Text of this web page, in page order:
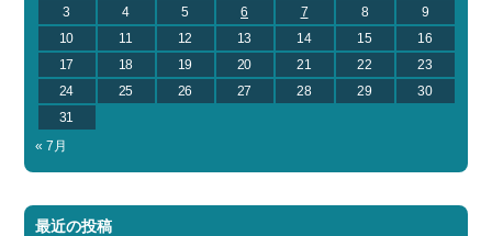
3
4 5 6 7 8
9
10
11 12 13 14 15
16
17
18 19 20 21 22
23
24
25 26 27 28 29
30
31
« 7月
最近の投稿